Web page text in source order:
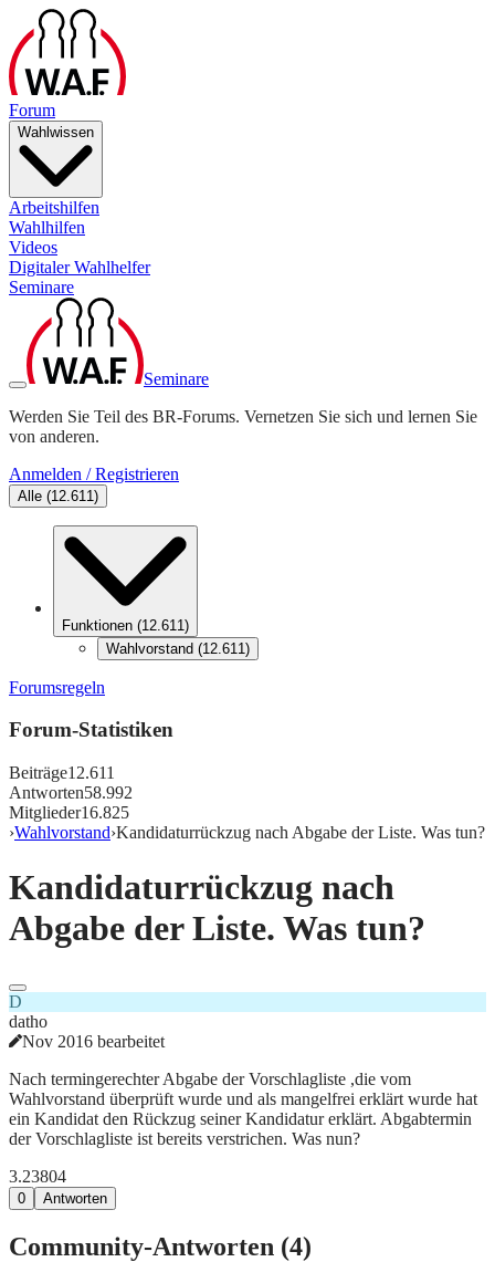
Forum
Wahlwissen
Arbeitshilfen
Wahlhilfen
Videos
Digitaler Wahlhelfer
Seminare
Seminare
Werden Sie Teil des BR-Forums. Vernetzen Sie sich und lernen Sie
von anderen.
Anmelden / Registrieren
Alle (12.611)
Funktionen (12.611)
Wahlvorstand (12.611)
Forumsregeln
Forum-Statistiken
Beiträge12.611
Antworten58.992
Mitglieder16.825
›Wahlvorstand›Kandidaturrückzug nach Abgabe der Liste. Was tun?
Kandidaturrückzug nach
Abgabe der Liste. Was tun?
D
datho
Nov 2016 bearbeitet
Nach termingerechter Abgabe der Vorschlagliste ,die vom
Wahlvorstand überprüft wurde und als mangelfrei erklärt wurde hat
ein Kandidat den Rückzug seiner Kandidatur erklärt. Abgabtermin
der Vorschlagliste ist bereits verstrichen. Was nun?
3.23804
0 Antworten
Community-Antworten (4)